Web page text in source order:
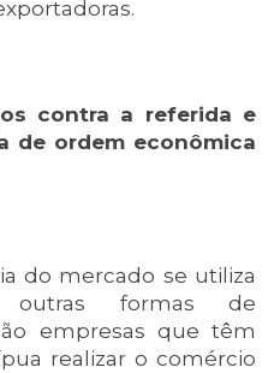
contra a referida e
de ordem econômica
do mercado se utiliza
formas de
empresas que têm
realizar o comércio